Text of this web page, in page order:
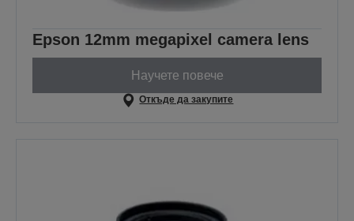
Epson 12mm megapixel camera lens
Научете повече
Откъде да закупите